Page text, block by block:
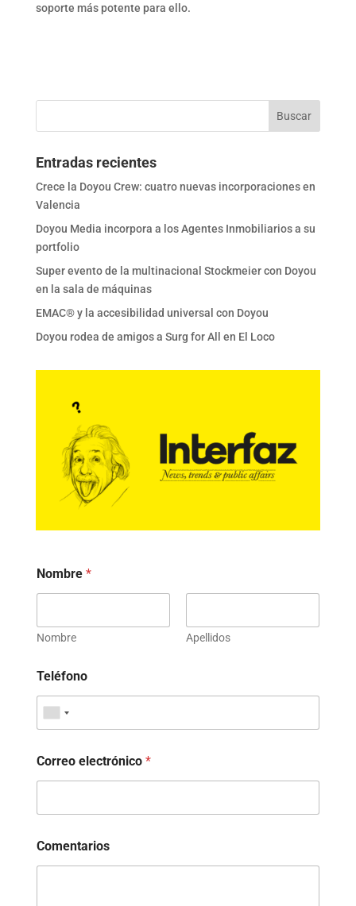
soporte más potente para ello.
Entradas recientes
Crece la Doyou Crew: cuatro nuevas incorporaciones en
Valencia
Doyou Media incorpora a los Agentes Inmobiliarios a su
portfolio
Super evento de la multinacional Stockmeier con Doyou
en la sala de máquinas
EMAC® y la accesibilidad universal con Doyou
Doyou rodea de amigos a Surg for All en El Loco
Nombre *
Nombre Apellidos
Teléfono
Correo electrónico *
Comentarios